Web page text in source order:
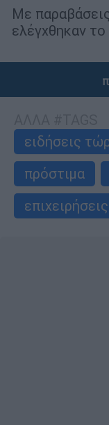
Με
ελέγχθηκαν
ειδήσεις
πρόστιμα
επιχειρήσεις